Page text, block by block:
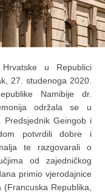
Hrvatske u Republici
27. studenoga 2020.
Namibije dr.
održala se u
Predsjednik Geingob i
potvrdili dobre i
te razgovarali o
od zajedničkog
primio vjerodajnice
(Francuska Republika,